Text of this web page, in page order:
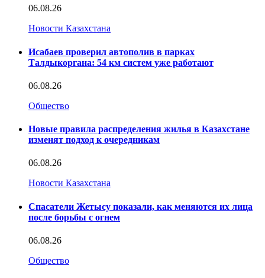
06.08.26
Новости Казахстана
Исабаев проверил автополив в парках
Талдыкоргана: 54 км систем уже работают
06.08.26
Общество
Новые правила распределения жилья в Казахстане
изменят подход к очередникам
06.08.26
Новости Казахстана
Спасатели Жетысу показали, как меняются их лица
после борьбы с огнем
06.08.26
Общество